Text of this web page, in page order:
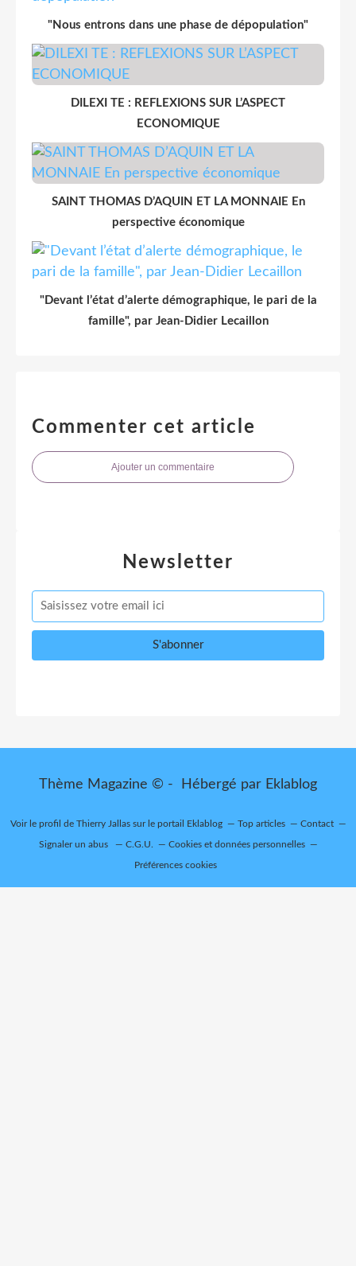
"Nous entrons dans une phase de dépopulation"
DILEXI TE : REFLEXIONS SUR L’ASPECT
ECONOMIQUE
SAINT THOMAS D’AQUIN ET LA MONNAIE En
perspective économique
"Devant l’état d’alerte démographique, le pari de la
famille", par Jean-Didier Lecaillon
Commenter cet article
Ajouter un commentaire
Newsletter
Thème Magazine © - Hébergé par Eklablog
Voir le profil de Thierry Jallassur le portail Eklablog Top articles Contact
Signaler un abus C.G.U. Cookies et données personnelles
Préférences cookies